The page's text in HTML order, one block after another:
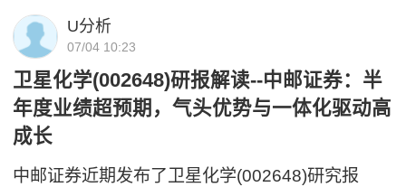
U分析
07/04 10:23
卫星化学(002648)研报解读--中邮证券：半
年度业绩超预期，气头优势与一体化驱动高
成长
中邮证券近期发布了卫星化学(002648)研究报